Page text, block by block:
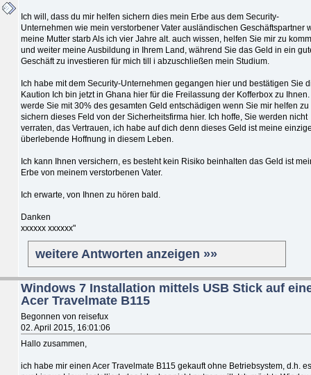
Ich will, dass du mir helfen sichern dies mein Erbe aus dem Security-
Unternehmen wie mein verstorbener Vater ausländischen Geschäftspartner
meine Mutter starb Als ich vier Jahre alt. auch wissen, helfen Sie mir zu
und weiter meine Ausbildung in Ihrem Land, während Sie das Geld in ein
Geschäft zu investieren für mich till i abzuschließen mein Studium.
Ich habe mit dem Security-Unternehmen gegangen hier und bestätigen Sie
Kaution Ich bin jetzt in Ghana hier für die Freilassung der Kofferbox zu Ihnen.
werde Sie mit 30% des gesamten Geld entschädigen wenn Sie mir helfen zu
sichern dieses Feld von der Sicherheitsfirma hier. Ich hoffe, Sie werden nicht
verraten, das Vertrauen, ich habe auf dich denn dieses Geld ist meine
überlebende Hoffnung in diesem Leben.
Ich kann Ihnen versichern, es besteht kein Risiko beinhalten das Geld ist
Erbe von meinem verstorbenen Vater.
Ich erwarte, von Ihnen zu hören bald.
Danken
xxxxxx xxxxxx"
weitere Antworten anzeigen »»
Windows 7 Installation mittels USB Stick auf
Acer Travelmate B115
Begonnen von reisefux
02. April 2015, 16:01:06
Hallo zusammen,
ich habe mir einen Acer Travelmate B115 gekauft ohne Betriebsystem, d.h.